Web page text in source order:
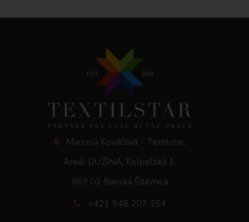
Marcela Kováčová - Textilstar,
Areál DUŽINA, Kolpašská 1,
969 01 Banská Štiavnica
+421 948 207 354